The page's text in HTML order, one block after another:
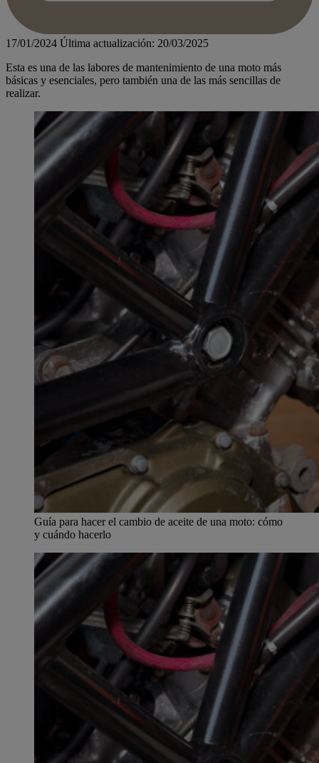
17/01/2024 Última actualización: 20/03/2025
Esta es una de las labores de mantenimiento de una moto más
básicas y esenciales, pero también una de las más sencillas de
realizar.
Guía para hacer el cambio de aceite de una moto: cómo
y cuándo hacerlo